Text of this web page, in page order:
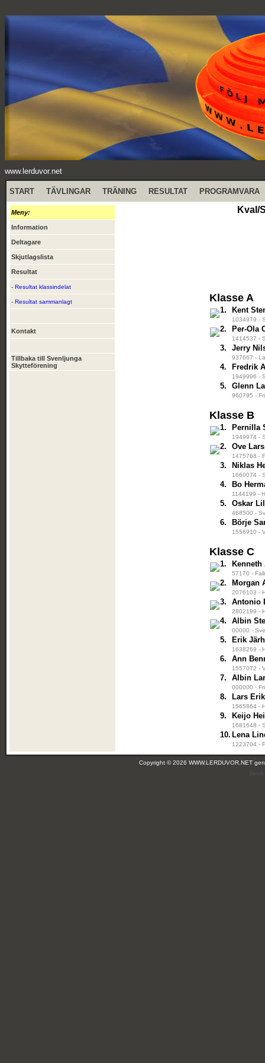
www.lerduvor.net
START TÄVLINGAR TRÄNING RESULTAT PROGRAMVARA
Meny:
Information
Deltagare
Skjutlagslista
Resultat
- Resultat klassindelat
- Resultat sammanlagt
Kontakt
Tillbaka till Svenljunga
Skytteförening
Kval/
Klasse A
1. Kent
1034979 -
2. Per-Ola
1414537 -
3. Jerry
937667 -
4. Fredrik
1949996 -
5. Glenn
960795 -
Klasse B
1. Pernilla
1949974 -
2. Ove
1475768 -
3. Niklas
1660074 -
4. Bo
1144199 -
5. Oskar
468500 -
6. Börje
1556910 -
Klasse C
1.
57170 -
2. Morgan
2076103 -
3. Antonio
2802199 -
4. Albin
00000 -
5. Erik
1638269 -
6. Ann
1557072 -
7. Albin
000000 -
8. Lars
1565864 -
9. Keijo
1681648 -
10. Lena
1223704 -
Copyright © 2026 WWW.LERDUVOR.NET